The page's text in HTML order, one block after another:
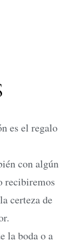
es el regalo
con algún
recibiremos
certeza de
la boda o a